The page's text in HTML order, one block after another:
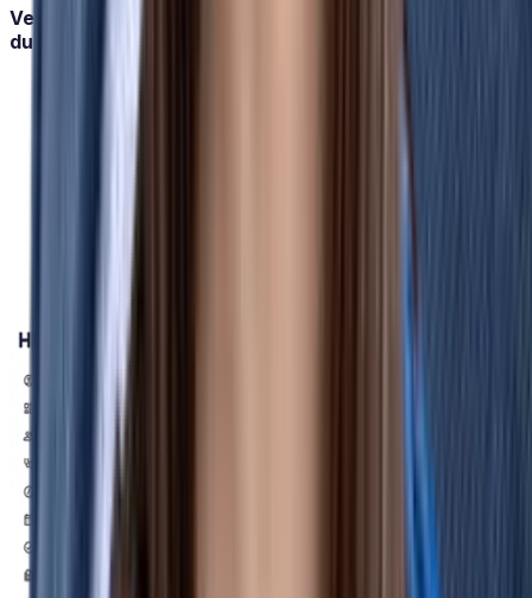
Verabschieden Sie sich von manuellem Aufwand
durch:
Gesellschaften und Tarifgebiete hinweg
Automatisierte Berichte über alle Gehaltsgruppen
und Karrierestufen
Datensynchronisation
Historische Vergleiche und Vorjahreswerte für die
jährliche Berichterstattung per Klick